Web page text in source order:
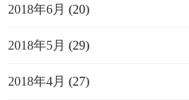
2018年6月 (20)
2018年5月 (29)
2018年4月 (27)